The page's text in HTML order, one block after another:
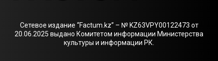
Сетевое издание “Factum.kz” – № KZ63VPY00122473 от
20.06.2025 выдано Комитетом информации Министерства
культуры и информации РК.